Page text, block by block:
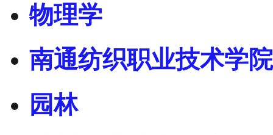
物理学
南通纺织职业技术学院
园林